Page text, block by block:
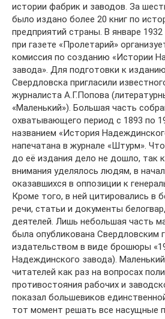
истории фабрик и заводов. За
было издано более 20 книг по
предприятий страны. В январе
при газете «Пролетарий»
комиссия по созданию «Истории
завода». Для подготовки к
Свердловска пригласили
журналиста А.Г.Попова
«Маленький»). Большая часть
охватывающего период с 1893 по
названием «История
напечатана в журнале «Штурм».
до её издания дело не дошло, так
внимания уделялось людям, в
оказавшихся в оппозиции к
Кроме того, в ней цитировались в
речи, статьи и документы
деятелей. Лишь небольшая часть
была опубликована Свердловским
издательством в виде брошюры
Надеждинского завода).
читателей как раз на вопросах
противостояния рабочих и
показал большевиков
тот момент решать все насущные